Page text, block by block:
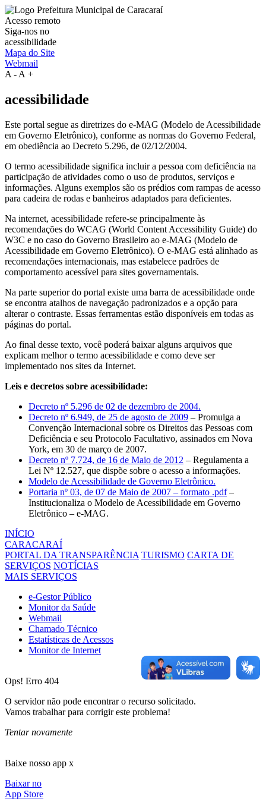
Acesso remoto
Siga-nos no
acessibilidade
Mapa do Site
Webmail
A - A +
acessibilidade
Este portal segue as diretrizes do e-MAG (Modelo de Acessibilidade
em Governo Eletrônico), conforme as normas do Governo Federal,
em obediência ao Decreto 5.296, de 02/12/2004.
O termo acessibilidade significa incluir a pessoa com deficiência na
participação de atividades como o uso de produtos, serviços e
informações. Alguns exemplos são os prédios com rampas de acesso
para cadeira de rodas e banheiros adaptados para deficientes.
Na internet, acessibilidade refere-se principalmente às
recomendações do WCAG (World Content Accessibility Guide) do
W3C e no caso do Governo Brasileiro ao e-MAG (Modelo de
Acessibilidade em Governo Eletrônico). O e-MAG está alinhado as
recomendações internacionais, mas estabelece padrões de
comportamento acessível para sites governamentais.
Na parte superior do portal existe uma barra de acessibilidade onde
se encontra atalhos de navegação padronizados e a opção para
alterar o contraste. Essas ferramentas estão disponíveis em todas as
páginas do portal.
Ao final desse texto, você poderá baixar alguns arquivos que
explicam melhor o termo acessibilidade e como deve ser
implementado nos sites da Internet.
Leis e decretos sobre acessibilidade:
Decreto nº 5.296 de 02 de dezembro de 2004.
Decreto nº 6.949, de 25 de agosto de 2009 – Promulga a
Convenção Internacional sobre os Direitos das Pessoas com
Deficiência e seu Protocolo Facultativo, assinados em Nova
York, em 30 de março de 2007.
Decreto nº 7.724, de 16 de Maio de 2012 – Regulamenta a
Lei Nº 12.527, que dispõe sobre o acesso a informações.
Modelo de Acessibilidade de Governo Eletrônico.
Portaria nº 03, de 07 de Maio de 2007 – formato .pdf–
Institucionaliza o Modelo de Acessibilidade em Governo
Eletrônico – e-MAG.
INÍCIO
CARACARAÍ
PORTAL DA TRANSPARÊNCIA TURISMO CARTA DE
SERVIÇOS NOTÍCIAS
MAIS SERVIÇOS
e-Gestor Público
Monitor da Saúde
Webmail
Chamado Técnico
Estatísticas de Acessos
Monitor de Internet
Ops! Erro 404
O servidor não pode encontrar o recurso solicitado.
Vamos trabalhar para corrigir este problema!
Tentar novamente
Baixe nosso app x
Baixar no
App Store